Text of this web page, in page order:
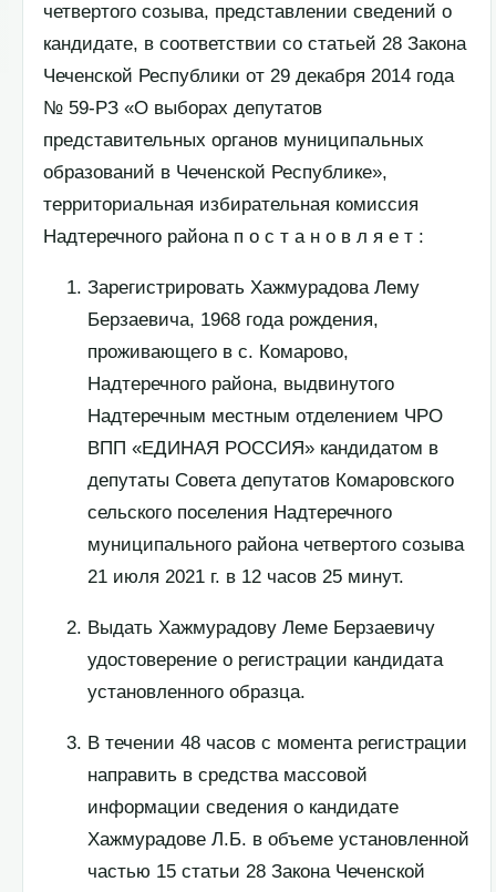
четвертого созыва, представлении сведений о
кандидате, в соответствии со статьей 28 Закона
Чеченской Республики от 29 декабря 2014 года
№ 59-РЗ «О выборах депутатов
представительных органов муниципальных
образований в Чеченской Республике»,
территориальная избирательная комиссия
Надтеречного района п о с т а н о в л я е т :
Зарегистрировать Хажмурадова Лему
Берзаевича, 1968 года рождения,
проживающего в с. Комарово,
Надтеречного района, выдвинутого
Надтеречным местным отделением ЧРО
ВПП «ЕДИНАЯ РОССИЯ» кандидатом в
депутаты Совета депутатов Комаровского
сельского поселения Надтеречного
муниципального района четвертого созыва
21 июля 2021 г. в 12 часов 25 минут.
Выдать Хажмурадову Леме Берзаевичу
удостоверение о регистрации кандидата
установленного образца.
В течении 48 часов с момента регистрации
направить в средства массовой
информации сведения о кандидате
Хажмурадове Л.Б. в объеме установленной
частью 15 статьи 28 Закона Чеченской